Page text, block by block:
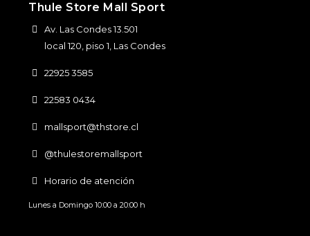
Thule Store Mall Sport
Av. Las Condes 13.501
local 120, piso 1, Las Condes
22925 3585
22583 0434
mallsport@thstore.cl
@thulestoremallsport
Horario de atención
Lunes a Domingo 10:00 a 20:00 h